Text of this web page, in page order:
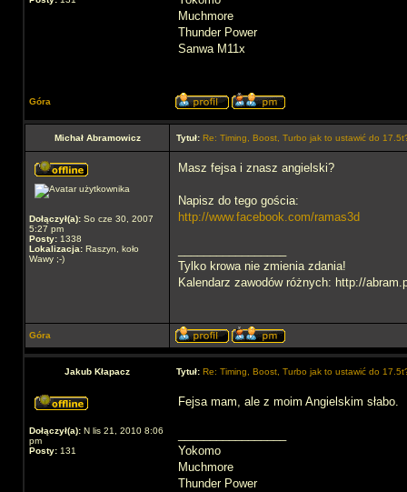
Muchmore
Thunder Power
Sanwa M11x
Góra
Michał Abramowicz Tytuł: Re: Timing, Boost, Turbo jak to ustawić do
Dołączył(a): So cze 30, 2007
5:27 pm
Posty: 1338
Lokalizacja: Raszyn, koło
Wawy ;-)
Masz fejsa i znasz angielski?
Napisz do tego gościa:
http://www.facebook.com/ramas3d
Tylko krowa nie zmienia zdania!
Kalendarz zawodów różnych: http://
Góra
Jakub Kłapacz Tytuł: Re: Timing, Boost, Turbo jak to ustawić do
Dołączył(a): N lis 21, 2010 8:06
pm
Posty: 131
Fejsa mam, ale z moim Angielskim słabo.
Yokomo
Muchmore
Thunder Power